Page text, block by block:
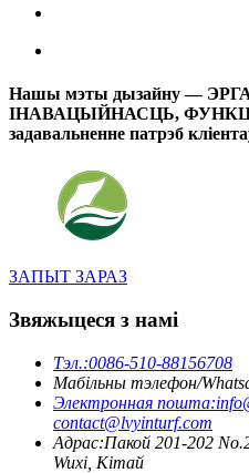
Нашы мэты дызайну —
ІНАВАЦЫЙНАСЦЬ,
задавальненне патрэб
ЗАПЫТ ЗАРАЗ
Звяжыцеся з намі
Тэл.:0086-510-88156708
Мабільны тэлефон/
Электронная пошта:
contact@lvyinturf.com
Адрас:Пакой 201-202
Wuxi, Кітай